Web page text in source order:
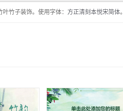
竹子装饰。使用字体： 方正清刻本悦宋简体。